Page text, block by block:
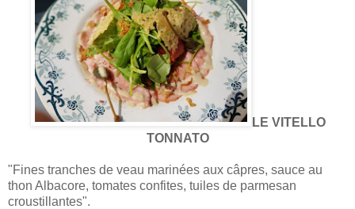
LE VITELLO
TONNATO
"Fines tranches de veau marinées aux câpres, sauce au
thon Albacore, tomates confites, tuiles de parmesan
croustillantes".